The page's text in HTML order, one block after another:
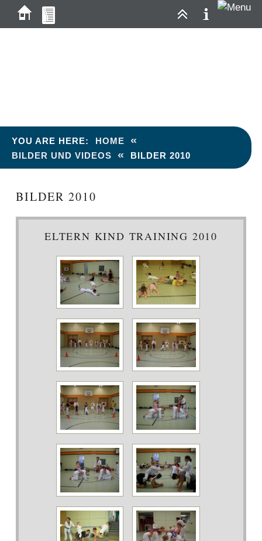
YOU ARE HERE: HOME «
BILDER UND VIDEOS « BILDER 2010
BILDER 2010
ELTERN KIND TRAINING 2010